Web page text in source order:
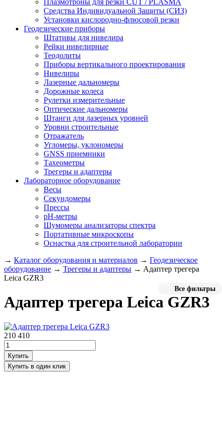
Плазмотроны для резки CUT / PLASMA
Средства Индивидуальной Защиты (СИЗ)
Установки кислородно-флюсовой резки
Геодезические приборы
Штативы для нивелира
Рейки нивелирные
Теодолиты
Приборы вертикального проектирования
Нивелиры
Лазерные дальномеры
Дорожные колеса
Рулетки измерительные
Оптические дальномеры
Штанги для лазерных уровней
Уровни строительные
Отражатель
Угломеры, уклономеры
GNSS приемники
Тахеометры
Трегеры и адаптеры
Лабораторное оборудование
Весы
Секундомеры
Прессы
pH-метры
Шумомеры анализаторы спектра
Портативные микроскопы
Оснастка для строительной лаборатории
→ Каталог оборудования и материалов → Геодезическое
оборудование → Трегеры и адаптеры → Адаптер трегера
Leica GZR3
Все фильтры
Адаптер трегера Leica GZR3
210 410